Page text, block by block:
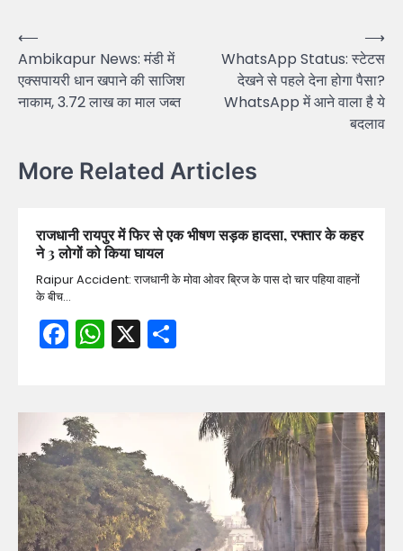
Post
navigation
⟵
Ambikapur News: मंडी में
एक्सपायरी धान खपाने की साजिश
नाकाम, 3.72 लाख का माल जब्त
WhatsApp Status: स्टेटस
देखने से पहले देना होगा पैसा?
WhatsApp में आने वाला है ये
बदलाव
⟶
More Related Articles
राजधानी रायपुर में फिर से एक भीषण सड़क हादसा, रफ्तार के कहर
ने 3 लोगों को किया घायल
Raipur Accident: राजधानी के मोवा ओवर ब्रिज के पास दो चार पहिया वाहनों
के बीच…
Facebook
WhatsApp
X